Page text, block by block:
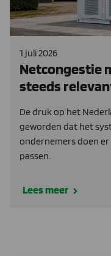
1 juli 2026
Netcongestie
steeds
De druk op het
geworden dat het
ondernemers doen
passen.
Lees meer